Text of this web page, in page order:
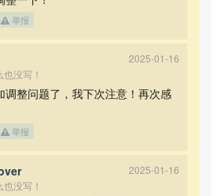
is especially suited to those
formatting, or notations l
the software from
}.
and typesetting your documen
account for more LaTeX
举报
2025-01-16
没写！
调整问题了，我下次注意！再次感
举报
2025-01-16
没写！